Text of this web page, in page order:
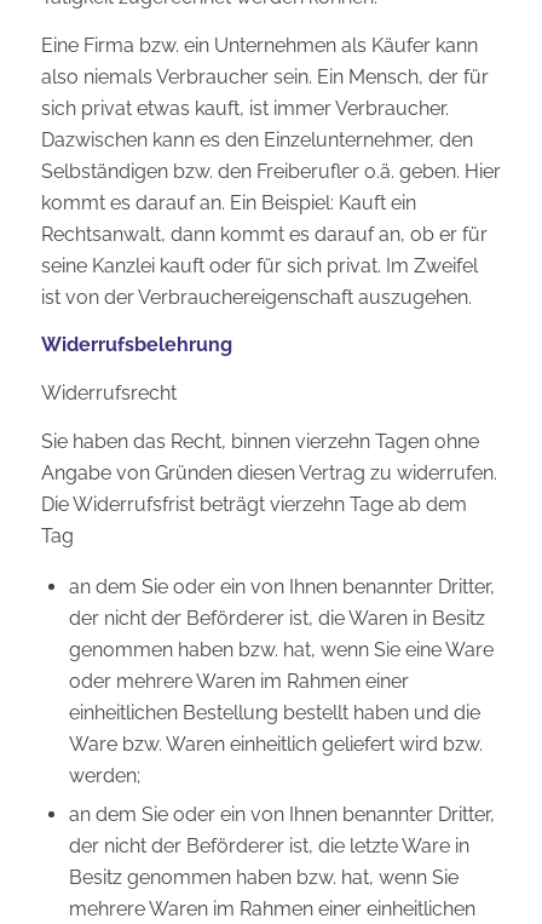
Eine Firma bzw. ein Unternehmen als Käufer kann
also niemals Verbraucher sein. Ein Mensch, der für
sich privat etwas kauft, ist immer Verbraucher.
Dazwischen kann es den Einzelunternehmer, den
Selbständigen bzw. den Freiberufler o.ä. geben. Hier
kommt es darauf an. Ein Beispiel: Kauft ein
Rechtsanwalt, dann kommt es darauf an, ob er für
seine Kanzlei kauft oder für sich privat. Im Zweifel
ist von der Verbrauchereigenschaft auszugehen.
Widerrufsbelehrung
Widerrufsrecht
Sie haben das Recht, binnen vierzehn Tagen ohne
Angabe von Gründen diesen Vertrag zu widerrufen.
Die Widerrufsfrist beträgt vierzehn Tage ab dem
Tag
an dem Sie oder ein von Ihnen benannter Dritter,
der nicht der Beförderer ist, die Waren in Besitz
genommen haben bzw. hat, wenn Sie eine Ware
oder mehrere Waren im Rahmen einer
einheitlichen Bestellung bestellt haben und die
Ware bzw. Waren einheitlich geliefert wird bzw.
werden;
an dem Sie oder ein von Ihnen benannter Dritter,
der nicht der Beförderer ist, die letzte Ware in
Besitz genommen haben bzw. hat, wenn Sie
mehrere Waren im Rahmen einer einheitlichen